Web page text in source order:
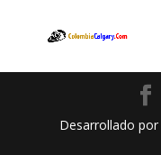
Desarrollado por